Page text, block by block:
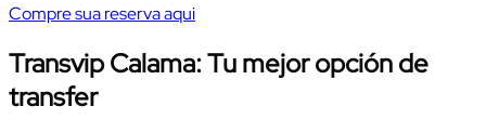
Compre sua reserva aqui
Transvip Calama: Tu mejor opción de
transfer